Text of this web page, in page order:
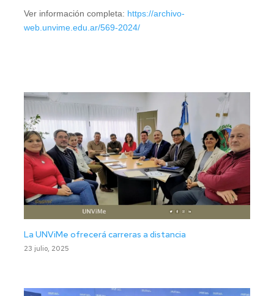
Ver información completa: https://archivo-
web.unvime.edu.ar/569-2024/
La UNViMe ofrecerá carreras a distancia
23 julio, 2025